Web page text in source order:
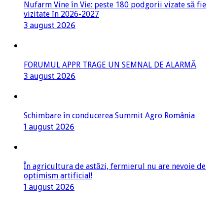
Nufarm Vine în Vie: peste 180 podgorii vizate să fie
vizitate în 2026-2027
3 august 2026
FORUMUL APPR TRAGE UN SEMNAL DE ALARMĂ
3 august 2026
Schimbare în conducerea Summit Agro România
1 august 2026
În agricultura de astăzi, fermierul nu are nevoie de
optimism artificial!
1 august 2026